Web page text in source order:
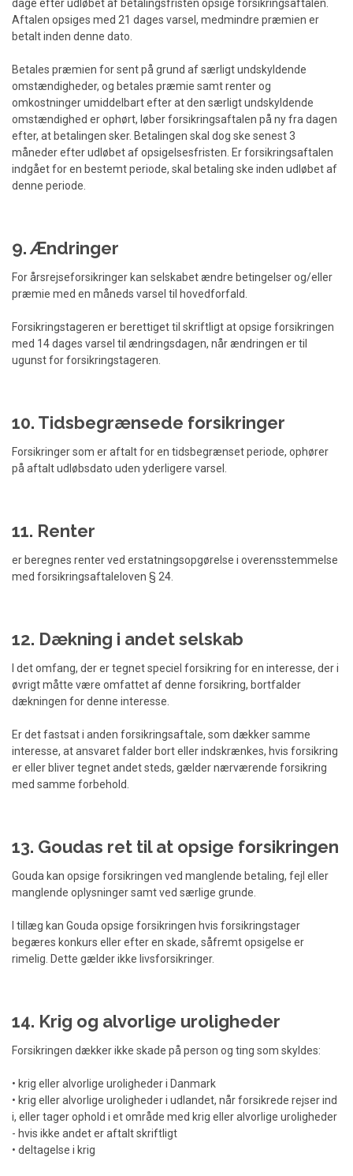
dage efter udløbet af betalingsfristen opsige forsikringsaftalen.
Aftalen opsiges med 21 dages varsel, medmindre præmien er
betalt inden denne dato.
Betales præmien for sent på grund af særligt undskyldende
omstændigheder, og betales præmie samt renter og
omkostninger umiddelbart efter at den særligt undskyldende
omstændighed er ophørt, løber forsikringsaftalen på ny fra dagen
efter, at betalingen sker. Betalingen skal dog ske senest 3
måneder efter udløbet af opsigelsesfristen. Er forsikringsaftalen
indgået for en bestemt periode, skal betaling ske inden udløbet af
denne periode.
9. Ændringer
For årsrejseforsikringer kan selskabet ændre betingelser og/eller
præmie med en måneds varsel til hovedforfald.
Forsikringstageren er berettiget til skriftligt at opsige forsikringen
med 14 dages varsel til ændringsdagen, når ændringen er til
ugunst for forsikringstageren.
10. Tidsbegrænsede forsikringer
Forsikringer som er aftalt for en tidsbegrænset periode, ophører
på aftalt udløbsdato uden yderligere varsel.
11. Renter
er beregnes renter ved erstatningsopgørelse i overensstemmelse
med forsikringsaftaleloven § 24.
12. Dækning i andet selskab
I det omfang, der er tegnet speciel forsikring for en interesse, der i
øvrigt måtte være omfattet af denne forsikring, bortfalder
dækningen for denne interesse.
Er det fastsat i anden forsikringsaftale, som dækker samme
interesse, at ansvaret falder bort eller indskrænkes, hvis forsikring
er eller bliver tegnet andet steds, gælder nærværende forsikring
med samme forbehold.
13. Goudas ret til at opsige forsikringen
Gouda kan opsige forsikringen ved manglende betaling, fejl eller
manglende oplysninger samt ved særlige grunde.
I tillæg kan Gouda opsige forsikringen hvis forsikringstager
begæres konkurs eller efter en skade, såfremt opsigelse er
rimelig. Dette gælder ikke livsforsikringer.
14. Krig og alvorlige uroligheder
Forsikringen dækker ikke skade på person og ting som skyldes:
• krig eller alvorlige uroligheder i Danmark
• krig eller alvorlige uroligheder i udlandet, når forsikrede rejser ind
i, eller tager ophold i et område med krig eller alvorlige uroligheder
- hvis ikke andet er aftalt skriftligt
• deltagelse i krig